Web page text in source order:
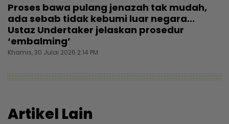
Proses bawa pulang jenazah tak mudah,
ada sebab tidak kebumi luar negara...
Ustaz Undertaker jelaskan prosedur
‘embalming’
Khamis, 30 Julai 2026 2:14 PM
Artikel Lain